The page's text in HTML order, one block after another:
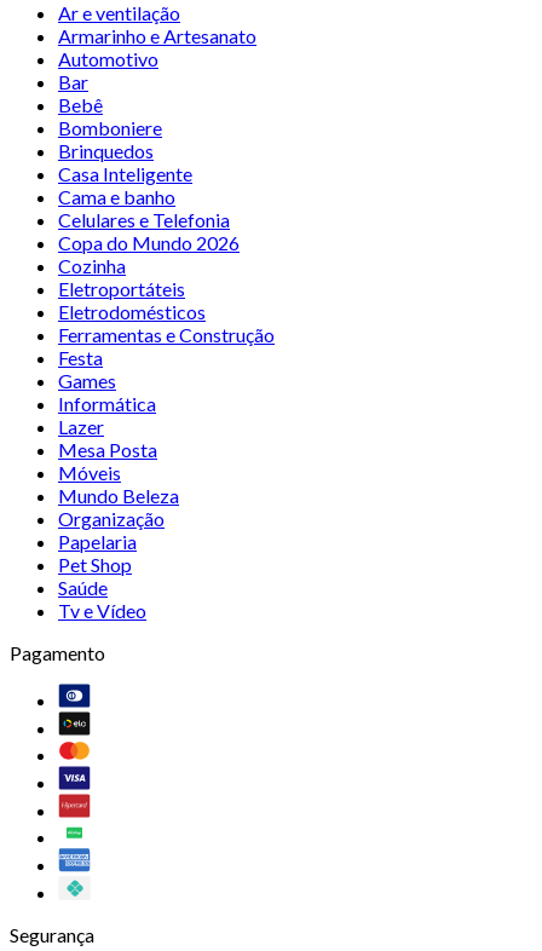
Ar e ventilação
Armarinho e Artesanato
Automotivo
Bar
Bebê
Bomboniere
Brinquedos
Casa Inteligente
Cama e banho
Celulares e Telefonia
Copa do Mundo 2026
Cozinha
Eletroportáteis
Eletrodomésticos
Ferramentas e Construção
Festa
Games
Informática
Lazer
Mesa Posta
Móveis
Mundo Beleza
Organização
Papelaria
Pet Shop
Saúde
Tv e Vídeo
Pagamento
Segurança